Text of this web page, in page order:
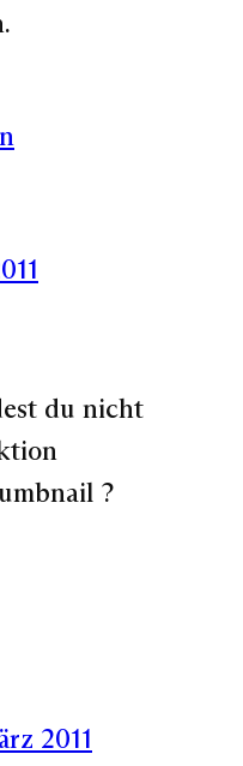
du nicht
?
2011